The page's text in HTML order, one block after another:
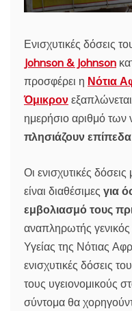
Ενισχυτικές δόσεις
Johnson & Johnson
προσφέρει η Νότια
Όμικρον
ημερήσιο αριθμό των
πλησιάζουν
Οι ενισχυτικές
είναι διαθέσιμες για
εμβολιασμό τους
αναπληρωτής γενικός
Υγείας της Νότιας
ενισχυτικές δόσεις
τους υγειονομικούς
σύντομα θα